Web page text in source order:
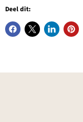
Deel dit: